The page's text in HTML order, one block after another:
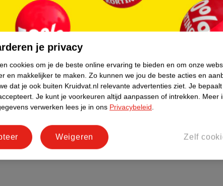
of als eerste stap van je basic teint
Gebruik de concealer in een lichtere
zelfde kleur als je huid om rode plekjes en
zoals rode vlekken of wallen.
je privacy
cookies om je de beste online ervaring te bieden en om onze
en makkelijker te maken. Zo kunnen we jou de beste acties en
dat je ook buiten Kruidvat.nl relevante advertenties ziet. Je
Je kunt je voorkeuren altijd aanpassen of intrekken. Meer
verwerken lees je in ons Privacybeleid.
Zelf
Weigeren